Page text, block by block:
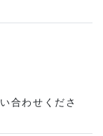
合わせくださ